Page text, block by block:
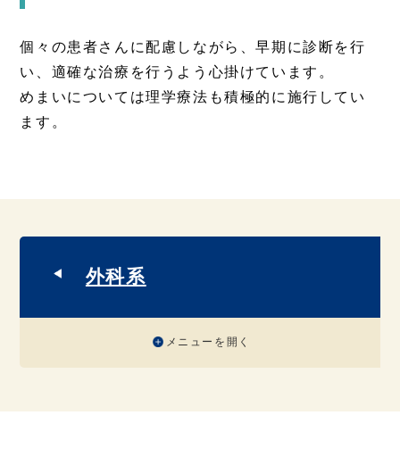
個々の患者さんに配慮しながら、早期に診断を行
い、適確な治療を行うよう心掛けています。
めまいについては理学療法も積極的に施行してい
ます。
外科系
メニューを開く